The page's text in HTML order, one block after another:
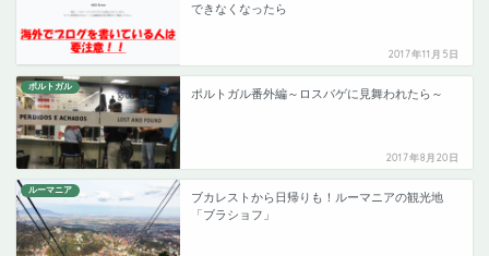
できなくなったら
2017年11月5日
ポルトガル
ポルトガル番外編～ロスバゲに見舞われたら～
2017年8月20日
ルーマニア
ブカレストから日帰りも！ルーマニアの観光地
「ブラショフ」